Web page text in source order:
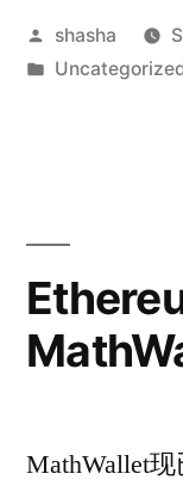
Posted
by
shasha
Posted
MathWallet现